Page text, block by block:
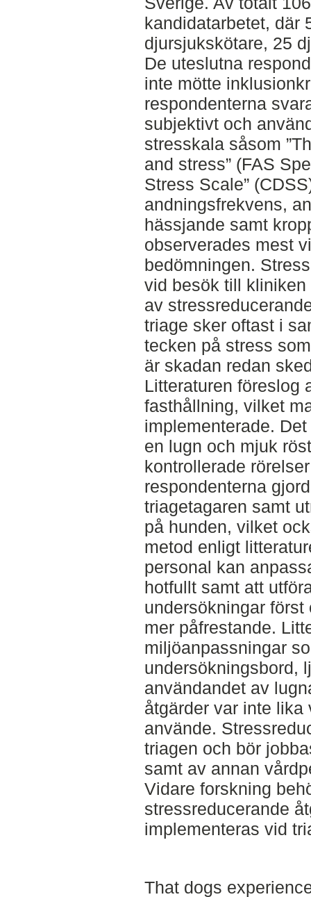
kandidatarbetet, där
djursjukskötare, 25
De uteslutna
inte mötte
respondenterna
subjektivt och
stresskala såsom
and stress” (FAS
Stress Scale”
andningsfrekvens,
hässjande samt
observerades mest
bedömningen.
vid besök till
av
triage sker oftast i
tecken på stress
är skadan redan
Litteraturen föreslog
fasthållning, vilket
implementerade.
en lugn och mjuk
kontrollerade
respondenterna
triagetagaren samt
på hunden, vilket
metod enligt
personal kan
hotfullt samt att
undersökningar
mer påfrestande.
miljöanpassningar
undersökningsbord,
användandet av
åtgärder var inte lika
använde.
triagen och bör
samt av annan
Vidare forskning
stressreducerande
implementeras vid
That dogs